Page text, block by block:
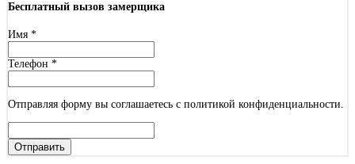
Бесплатный вызов замерщика
Имя *
Телефон *
Отправляя форму вы соглашаетесь с политикой конфиденциальности.
Отправить